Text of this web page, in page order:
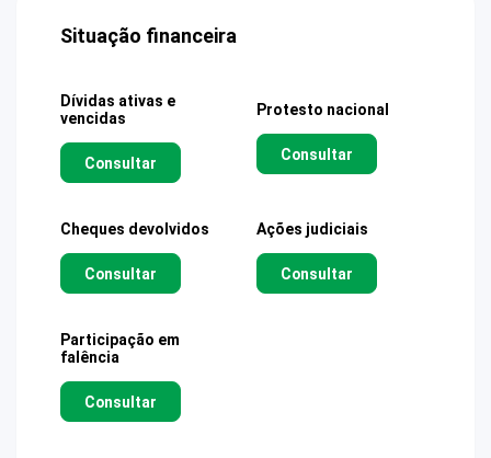
Situação financeira
Dívidas ativas e
vencidas
Consultar
Protesto nacional
Consultar
Cheques devolvidos
Consultar
Ações judiciais
Consultar
Participação em
falência
Consultar